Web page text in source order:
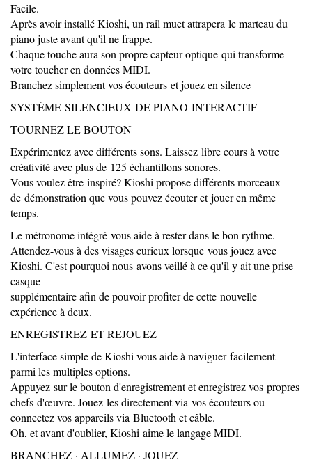
Facile.
Après avoir installé Kioshi, un rail muet attrapera le marteau du
piano juste avant qu'il ne frappe.
Chaque touche aura son propre capteur optique qui transforme
votre toucher en données MIDI.
Branchez simplement vos écouteurs et jouez en silence
SYSTÈME SILENCIEUX DE PIANO INTERACTIF
TOURNEZ LE BOUTON
Expérimentez avec différents sons. Laissez libre cours à votre
créativité avec plus de 125 échantillons sonores.
Vous voulez être inspiré? Kioshi propose différents morceaux
de démonstration que vous pouvez écouter et jouer en même
temps.
Le métronome intégré vous aide à rester dans le bon rythme.
Attendez-vous à des visages curieux lorsque vous jouez avec
Kioshi. C'est pourquoi nous avons veillé à ce qu'il y ait une prise
casque
supplémentaire afin de pouvoir profiter de cette nouvelle
expérience à deux.
ENREGISTREZ ET REJOUEZ
L'interface simple de Kioshi vous aide à naviguer facilement
parmi les multiples options.
Appuyez sur le bouton d'enregistrement et enregistrez vos propres
chefs-d'œuvre. Jouez-les directement via vos écouteurs ou
connectez vos appareils via Bluetooth et câble.
Oh, et avant d'oublier, Kioshi aime le langage MIDI.
BRANCHEZ · ALLUMEZ · JOUEZ